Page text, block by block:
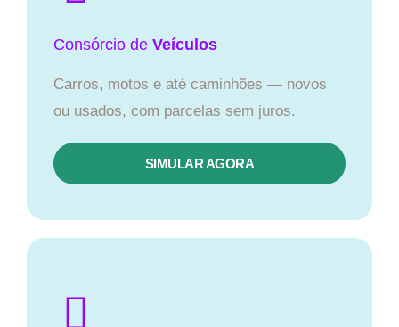
Consórcio de Veículos
Carros, motos e até caminhões — novos
ou usados, com parcelas sem juros.
SIMULAR AGORA